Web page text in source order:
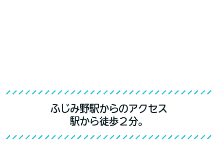
ふじみ野駅からのアクセス
駅から徒歩２分。